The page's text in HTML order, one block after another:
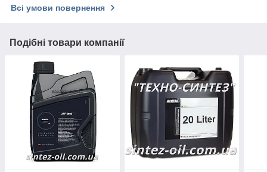
Всі умови повернення
Подібні товари компанії